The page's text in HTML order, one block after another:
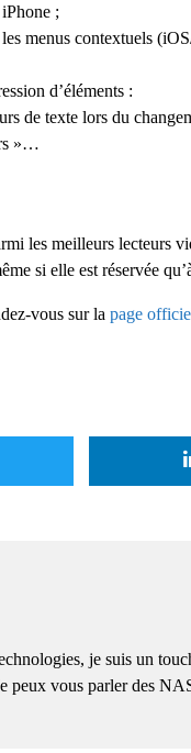
;
menus contextuels
d’éléments :
de texte lors du
»…
les meilleurs lecteurs
si elle est réservée
vous sur la page
je suis un
peux vous parler des